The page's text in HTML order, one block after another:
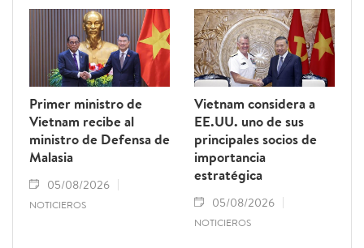
Primer ministro de
Vietnam recibe al
ministro de Defensa de
Malasia
05/08/2026
NOTICIEROS
Vietnam considera a
EE.UU. uno de sus
principales socios de
importancia
estratégica
05/08/2026
NOTICIEROS